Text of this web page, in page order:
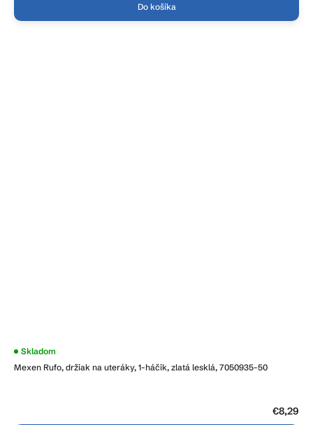
Do košíka
Mexen Rufo, držiak na uteráky, 1-háčik, zlatá lesklá, 7050935-50
Skladom
€8,29